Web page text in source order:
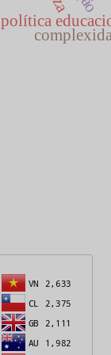
política